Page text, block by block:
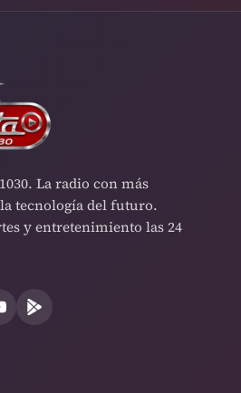
La radio con más
tecnología del futuro.
y entretenimiento las 24